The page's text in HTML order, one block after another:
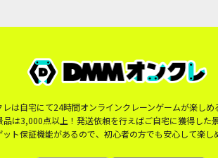
レは自宅にて24時間オンラインクレーンゲームが楽しめ
品は3,000点以上！発送依頼を行えばご自宅に獲得した
ット保証機能があるので、初心者の方でも安心して楽し